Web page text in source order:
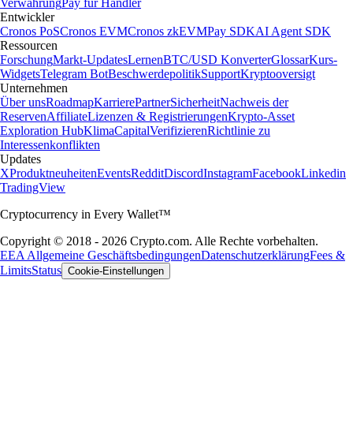
VerwahrungPay für Händler
Entwickler
Cronos PoSCronos EVMCronos zkEVMPay SDKAI Agent SDK
Ressourcen
ForschungMarkt-UpdatesLernenBTC/USD KonverterGlossarKurs-
WidgetsTelegram BotBeschwerdepolitikSupportKryptooversigt
Unternehmen
Über unsRoadmapKarrierePartnerSicherheitNachweis der
ReservenAffiliateLizenzen & RegistrierungenKrypto-Asset
Exploration HubKlimaCapitalVerifizierenRichtlinie zu
Interessenkonflikten
Updates
XProduktneuheitenEventsRedditDiscordInstagramFacebookLinkedin
TradingView
Cryptocurrency in Every Wallet™
Copyright © 2018 - 2026 Crypto.com. Alle Rechte vorbehalten.
EEA Allgemeine GeschäftsbedingungenDatenschutzerklärungFees &
LimitsStatus Cookie-Einstellungen